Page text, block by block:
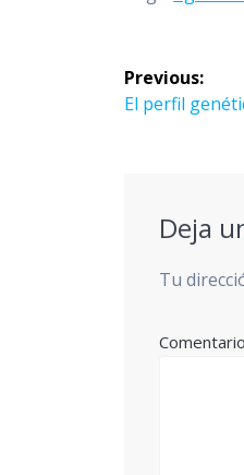
de
Previous:
Previous
El perfil
Deja
Tu